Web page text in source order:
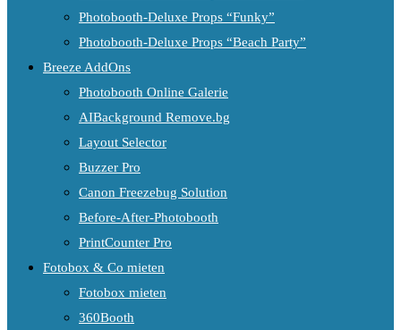
Photobooth-Deluxe Props “Funky”
Photobooth-Deluxe Props “Beach Party”
Breeze AddOns
Photobooth Online Galerie
AIBackground Remove.bg
Layout Selector
Buzzer Pro
Canon Freezebug Solution
Before-After-Photobooth
PrintCounter Pro
Fotobox & Co mieten
Fotobox mieten
360Booth